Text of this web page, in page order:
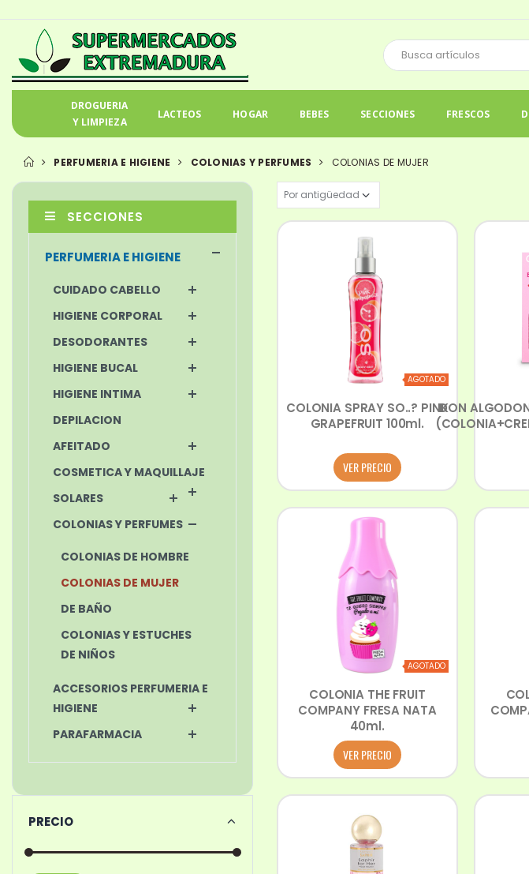
DROGUERIA
Y LIMPIEZA
LACTEOS HOGAR BEBES SECCIONES FRESCOS
PERFUMERIA E HIGIENE COLONIAS Y PERFUMES COLONIAS DE MUJER
AGOTADO
COLONIA SPRAY SO..? PINK
GRAPEFRUIT 100ml.
VER PRECIO
DON ALGODON
AGOTADO
COLONIA THE FRUIT
COMPANY FRESA NATA
40ml.
VER PRECIO
SECCIONES
PERFUMERIA E HIGIENE
CUIDADO CABELLO
HIGIENE CORPORAL
DESODORANTES
HIGIENE BUCAL
HIGIENE INTIMA
DEPILACION
AFEITADO
COSMETICA Y MAQUILLAJE
SOLARES
COLONIAS Y PERFUMES
COLONIAS DE HOMBRE
COLONIAS DE MUJER
DE BAÑO
COLONIAS Y ESTUCHES
DE NIÑOS
ACCESORIOS PERFUMERIA E
HIGIENE
PARAFARMACIA
PRECIO